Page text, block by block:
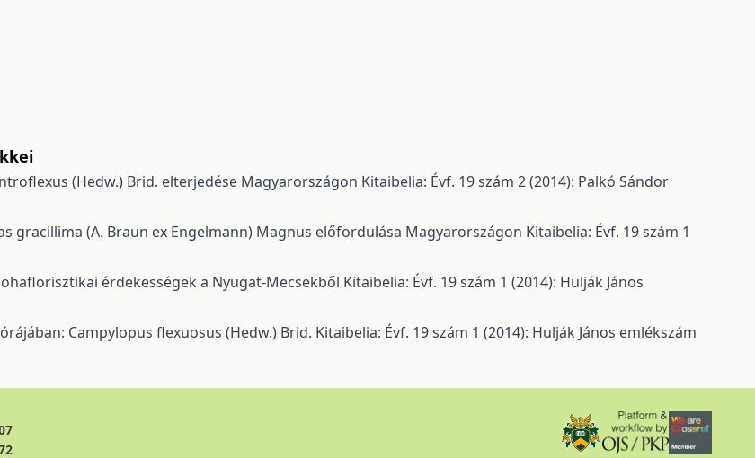
(Hedw.) Brid. elterjedése Magyarországon Kitaibelia: Évf. 19 szám 2 (2014): Palkó Sándor
gracillima (A. Braun ex Engelmann) Magnus előfordulása Magyarországon Kitaibelia: Évf. 19 szám 1
érdekességek a Nyugat-Mecsekből Kitaibelia: Évf. 19 szám 1 (2014): Hulják János
Campylopus flexuosus (Hedw.) Brid. Kitaibelia: Évf. 19 szám 1 (2014): Hulják János emlékszám